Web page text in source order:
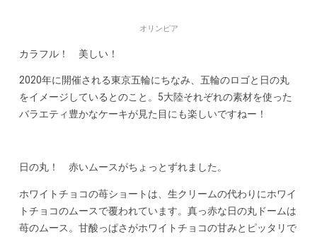
オリンピア
カラフル！ 美しい！
2020年に開催される東京五輪にちなみ、五輪のロゴと日の丸
をイメージしているとのこと。5大陸それぞれの素材を使った
バラエティ豊かなケーキが見た目にも楽しいですねー！
日の丸！ 赤いムースがちょっとずれました。
ホワイトチョコの苺ショートは、生クリームの代わりにホワイ
トチョコのムースで覆われています。真っ赤な日の丸ドームは
苺のムース。甘酸っぱさがホワイトチョコの甘みとピッタリで